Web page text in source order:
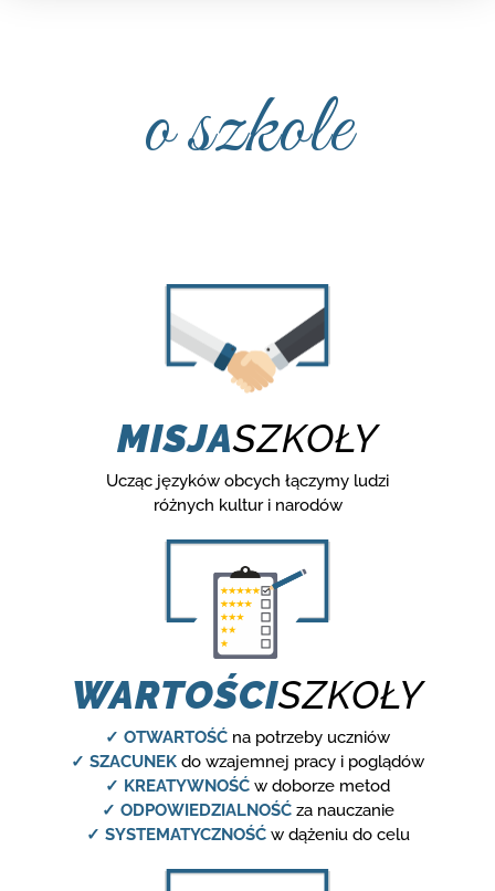
o szkole
MISJASZKOŁY
Ucząc języków obcych łączymy ludzi
różnych kultur i narodów
WARTOŚCISZKOŁY
✓ OTWARTOŚĆ na potrzeby uczniów
✓ SZACUNEK do wzajemnej pracy i poglądów
✓ KREATYWNOŚĆ w doborze metod
✓ ODPOWIEDZIALNOŚĆza nauczanie
✓ SYSTEMATYCZNOŚĆw dążeniu do celu